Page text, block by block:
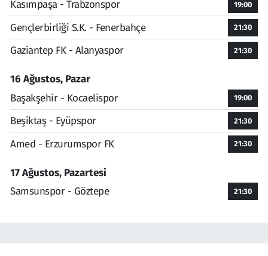
Kasımpaşa - Trabzonspor 19:00
Gençlerbirliği S.K. - Fenerbahçe 21:30
Gaziantep FK - Alanyaspor 21:30
16 Ağustos, Pazar
Başakşehir - Kocaelispor
19:00
Beşiktaş - Eyüpspor 21:30
Amed - Erzurumspor FK 21:30
17 Ağustos, Pazartesi
Samsunspor - Göztepe
21:30